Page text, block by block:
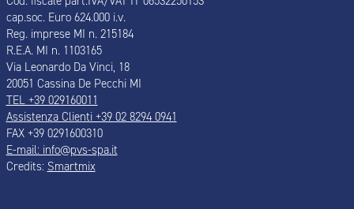
cap.soc. Euro 624.000 i.v.
Reg. imprese MI n. 215184
R.E.A. MI n. 1103165
Via Leonardo Da Vinci, 18
20051 Cassina De Pecchi MI
TEL +39 029160011
Assistenza Clienti +39 02 8294 0941
FAX +39 0291600310
E-mail: info@pvs-spa.it
Credits: Smartmix